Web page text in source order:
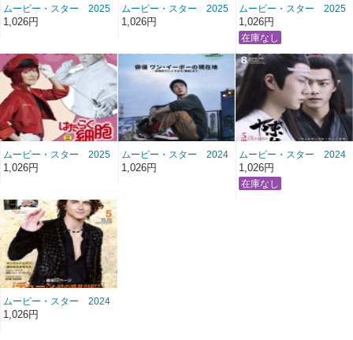
ムービー・スター 2025
年11月号 雑誌/MS-232
1,026円
ムービー・スター 2025
年8月号 雑誌/MS-231
1,026円
ムービー・スター 2025
年5月号 雑誌/MS-230
1,026円
ムービー・スター 2025
年2月号 雑誌/MS-229
1,026円
ムービー・スター 2024
年11月号 雑誌/MS-228
1,026円
ムービー・スター 2024
年8月号 雑誌/MS-227
1,026円
ムービー・スター 2024
年5月号 雑誌/MS-226
1,026円